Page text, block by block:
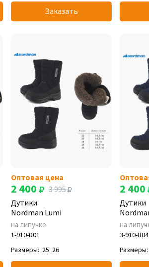
Заказать
Оптовая цена
2 400
3 995
Дутики
Nordman Lumi
на липучке
1-910-D01
Размеры: 25 26
2 400
Дутики
на
3-910-B04
Размеры: